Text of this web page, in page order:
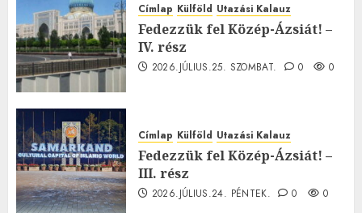
Címlap Külföld Utazási Kalauz
Fedezzük fel Közép-Ázsiát! –
IV. rész
2026.JÚLIUS.25. SZOMBAT. 0 0
Címlap Külföld Utazási Kalauz
Fedezzük fel Közép-Ázsiát! –
III. rész
2026.JÚLIUS.24. PÉNTEK. 0 0